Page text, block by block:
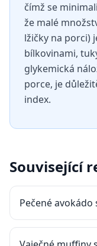
čímž se
že malé
lžičky na porci)
bílkovinami,
glykemická
porce, je
index.
Související
Pečené avokádo